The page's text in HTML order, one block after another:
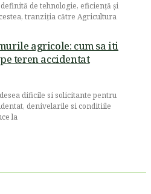
de tehnologie, eficiență și
tranziția către Agricultura
agricole: cum sa iti
teren accidentat
dificile si solicitante pentru
denivelarile si conditiile
la